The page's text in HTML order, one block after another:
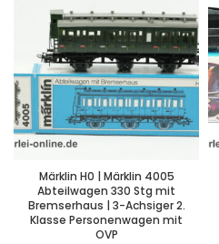
Märklin H0 | Märklin 4005
Abteilwagen 330 Stg mit
Bremserhaus | 3-Achsiger 2.
Klasse Personenwagen mit
OVP